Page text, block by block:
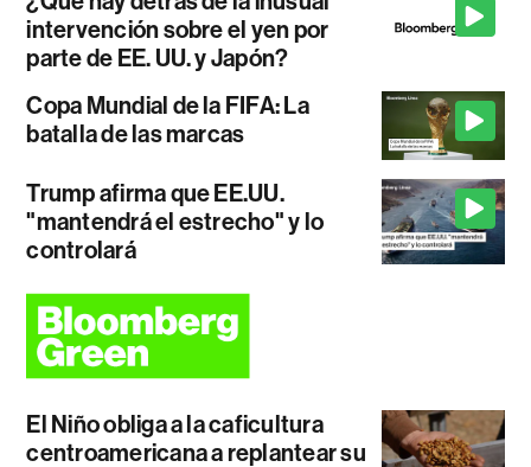
intervención sobre el yen por
parte de EE. UU. y Japón?
Copa Mundial de la FIFA: La
batalla de las marcas
Trump afirma que EE.UU.
"mantendrá el estrecho" y lo
controlará
El Niño obliga a la caficultura
centroamericana a replantear su